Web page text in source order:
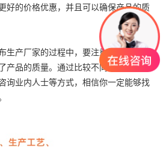
好的价格优惠，并且可以确保产品的质
生产厂家的过程中，要注重性价比，不
产品的质量。通过比较不同厂家的价格
询业内人士等方式，相信你一定能够找